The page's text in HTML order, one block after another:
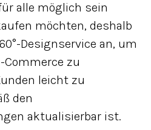
alle möglich sein
möchten, deshalb
Designservice an, um
Commerce zu
leicht zu
den
aktualisierbar ist.